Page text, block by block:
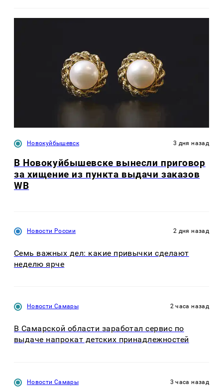
Новокуйбышевск 3 дня назад
В Новокуйбышевске вынесли приговор
за хищение из пункта выдачи заказов
WB
Новости России 2 дня назад
Семь важных дел: какие привычки сделают
неделю ярче
Новости Самары 2 часа назад
В Самарской области заработал сервис по
выдаче напрокат детских принадлежностей
Новости Самары 3 часа назад